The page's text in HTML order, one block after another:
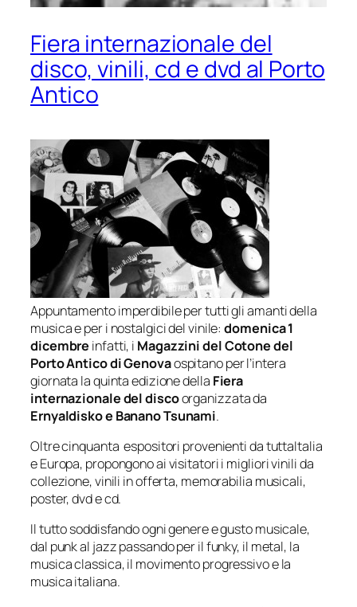
Fiera internazionale del
disco, vinili, cd e dvd al Porto
Antico
Appuntamento imperdibile per tutti gli amanti della
musica e per i nostalgici del vinile:domenica 1
dicembre infatti, i Magazzini del Cotone del
Porto Antico di Genovaospitano per l’intera
giornata la quinta edizione della Fiera
internazionale del discoorganizzata da
Ernyaldisko e Banano Tsunami.
Oltre cinquanta espositori provenienti da tuttaItalia
e Europa, propongono ai visitatori i migliori vinili da
collezione, vinili in offerta, memorabilia musicali,
poster, dvd e cd.
Il tutto soddisfando ogni genere e gusto musicale,
dal punk al jazz passando per il funky, il metal, la
musica classica, il movimento progressivo e la
musica italiana.